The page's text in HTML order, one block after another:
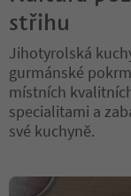
summer.
střihu
Jihotyrolská
gurmánské
místních
specialitami a
své kuchyně.